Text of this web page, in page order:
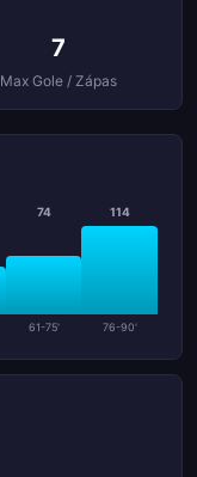
7
Max Gole / Zápas
74
61-75'
114
76-90'